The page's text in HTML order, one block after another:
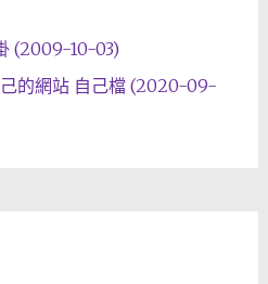
(2009-10-03)
的網站 自己檔 (2020-09-